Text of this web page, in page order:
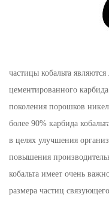
частицы кобальта
цементированного
поколения порошков
более 90% карбида
в целях улучшения
повышения
кобальта имеет очень
размера частиц